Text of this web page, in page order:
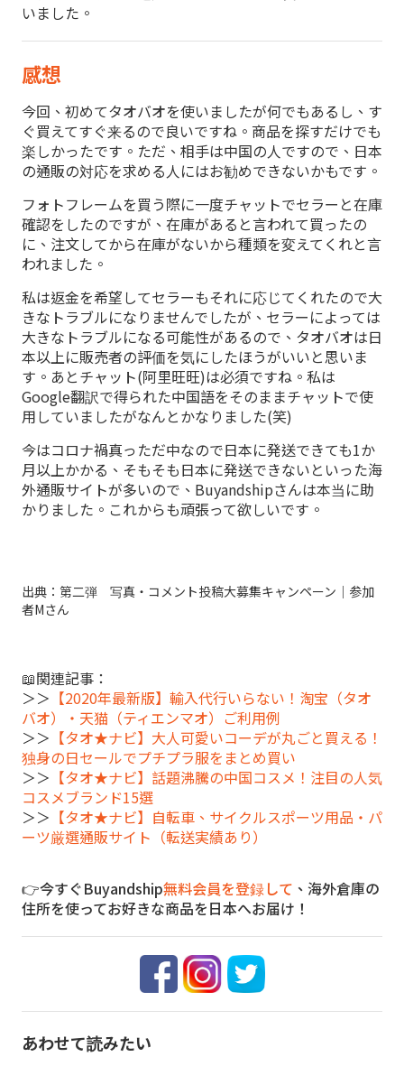
いました。
感想
今回、初めてタオバオを使いましたが何でもあるし、す
ぐ買えてすぐ来るので良いですね。商品を探すだけでも
楽しかったです。ただ、相手は中国の人ですので、日本
の通販の対応を求める人にはお勧めできないかもです。
フォトフレームを買う際に一度チャットでセラーと在庫
確認をしたのですが、在庫があると言われて買ったの
に、注文してから在庫がないから種類を変えてくれと言
われました。
私は返金を希望してセラーもそれに応じてくれたので大
きなトラブルになりませんでしたが、セラーによっては
大きなトラブルになる可能性があるので、タオバオは日
本以上に販売者の評価を気にしたほうがいいと思いま
す。あとチャット(阿里旺旺)は必須ですね。私は
Google翻訳で得られた中国語をそのままチャットで使
用していましたがなんとかなりました(笑)
今はコロナ禍真っただ中なので日本に発送できても1か
月以上かかる、そもそも日本に発送できないといった海
外通販サイトが多いので、Buyandshipさんは本当に助
かりました。これからも頑張って欲しいです。
出典：第二弾 写真・コメント投稿大募集キャンペーン｜参加
者Mさん
📖関連記事：
＞＞ 【2020年最新版】輸入代行いらない！淘宝（タオ
バオ）・天猫（ティエンマオ）ご利用例
＞＞ 【タオ★ナビ】大人可愛いコーデが丸ごと買える！
独身の日セールでプチプラ服をまとめ買い
＞＞ 【タオ★ナビ】話題沸騰の中国コスメ！注目の人気
コスメブランド15選
＞＞ 【タオ★ナビ】自転車、サイクルスポーツ用品・パ
ーツ厳選通販サイト（転送実績あり）
👉今すぐBuyandship無料会員を登録して 、海外倉庫の
住所を使ってお好きな商品を日本へお届け！
あわせて読みたい